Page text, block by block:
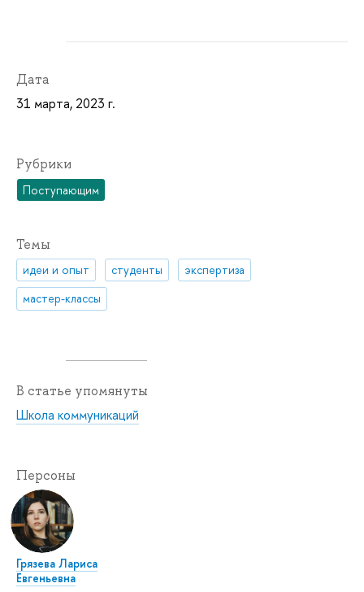
Дата
31 марта, 2023 г.
Рубрики
Поступающим
Темы
идеи и опыт студенты
экспертиза
мастер-классы
В статье упомянуты
Школа коммуникаций
Персоны
Грязева Лариса
Евгеньевна